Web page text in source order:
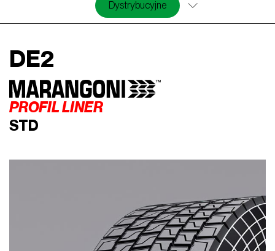
Dystrybucyjne
DE2
PROFIL LINER
STD